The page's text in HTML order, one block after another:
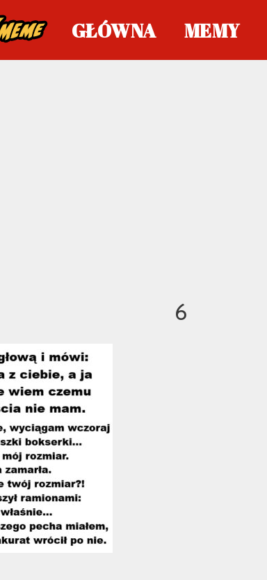
GŁÓWNA MEMY
6